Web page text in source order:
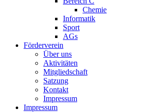
Chemie
Informatik
Sport
AGs
Förderverein
Über uns
Aktivitäten
Mitgliedschaft
Satzung
Kontakt
Impressum
Impressum